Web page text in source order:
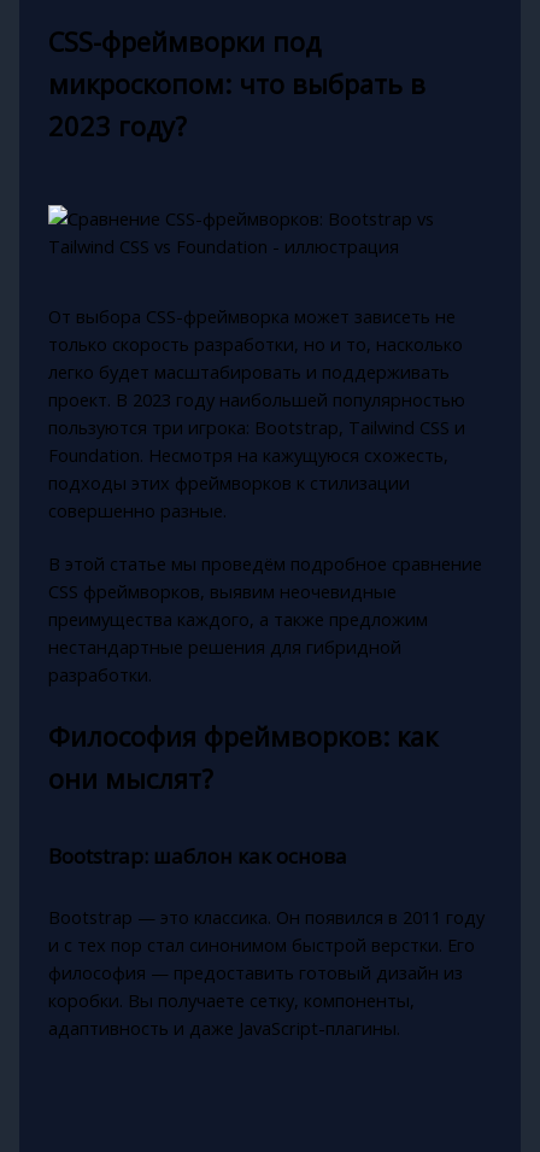
CSS-фреймворки под
микроскопом: что выбрать в
2023 году?
От выбора CSS-фреймворка может зависеть не
только скорость разработки, но и то, насколько
легко будет масштабировать и поддерживать
проект. В 2023 году наибольшей популярностью
пользуются три игрока: Bootstrap, Tailwind CSS и
Foundation. Несмотря на кажущуюся схожесть,
подходы этих фреймворков к стилизации
совершенно разные.
В этой статье мы проведём подробное сравнение
CSS фреймворков, выявим неочевидные
преимущества каждого, а также предложим
нестандартные решения для гибридной
разработки.
Философия фреймворков: как
они мыслят?
Bootstrap: шаблон как основа
Bootstrap — это классика. Он появился в 2011 году
и с тех пор стал синонимом быстрой верстки. Его
философия — предоставить готовый дизайн из
коробки. Вы получаете сетку, компоненты,
адаптивность и даже JavaScript-плагины.